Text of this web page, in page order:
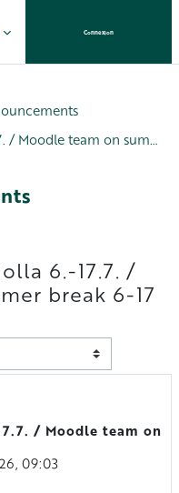
Connexion
Moodle-tiimi kesätauolla 6.-17.7. / Moodle team on summer break 6-17 July.
6.-17.7. /
break 6-17
/ Moodle team on
09:03